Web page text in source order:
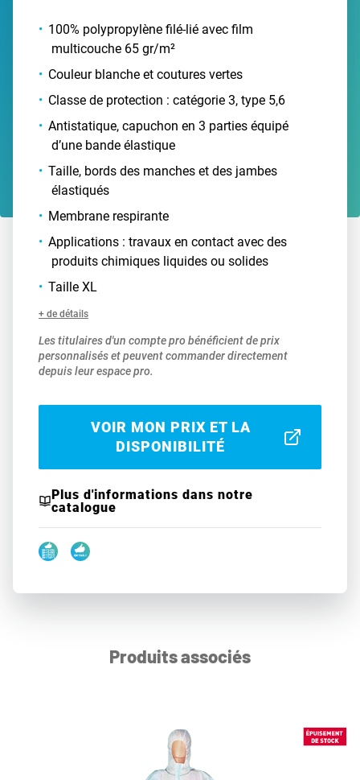
100% polypropylène filé-lié avec film
multicouche 65 gr/m²
Couleur blanche et coutures vertes
Classe de protection : catégorie 3, type 5,6
Antistatique, capuchon en 3 parties équipé
d’une bande élastique
Taille, bords des manches et des jambes
élastiqués
Membrane respirante
Applications : travaux en contact avec des
produits chimiques liquides ou solides
Taille XL
+ de détails
Les titulaires d'un compte pro bénéficient de prix
personnalisés et peuvent commander directement
depuis leur espace pro.
VOIR MON PRIX ET LA
DISPONIBILITÉ
Plus d'informations dans notre
catalogue
Produits associés